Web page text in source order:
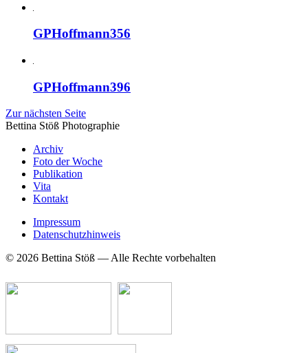
GPHoffmann356
GPHoffmann396
Zur nächsten Seite
Bettina Stöß Photographie
Archiv
Foto der Woche
Publikation
Vita
Kontakt
Impressum
Datenschutzhinweis
© 2026 Bettina Stöß — Alle Rechte vorbehalten